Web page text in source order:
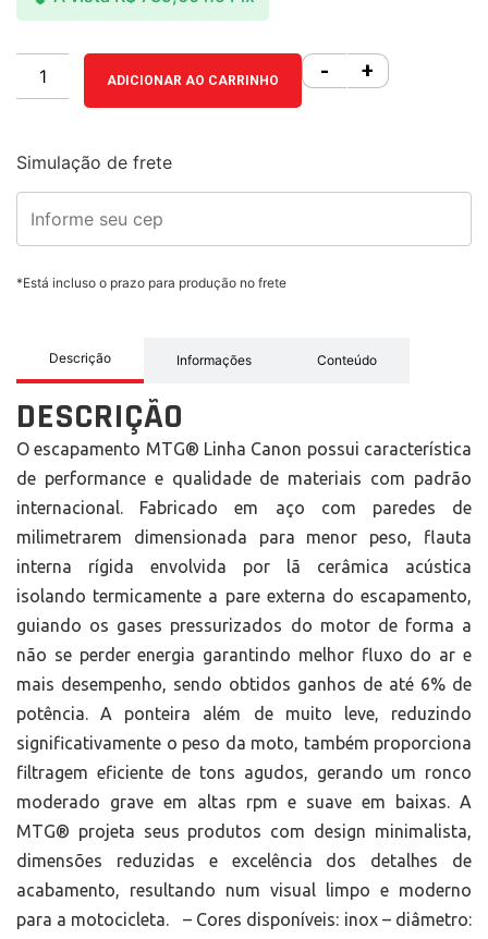
- +
ADICIONAR AO CARRINHO
Simulação de frete
*Está incluso o prazo para produção no frete
Descrição Informações Conteúdo
DESCRIÇÃO
O escapamento MTG® Linha Canon possui característica
de performance e qualidade de materiais com padrão
internacional. Fabricado em aço com paredes de
milimetrarem dimensionada para menor peso, flauta
interna rígida envolvida por lã cerâmica acústica
isolando termicamente a pare externa do escapamento,
guiando os gases pressurizados do motor de forma a
não se perder energia garantindo melhor fluxo do ar e
mais desempenho, sendo obtidos ganhos de até 6% de
potência. A ponteira além de muito leve, reduzindo
significativamente o peso da moto, também proporciona
filtragem eficiente de tons agudos, gerando um ronco
moderado grave em altas rpm e suave em baixas. A
MTG® projeta seus produtos com design minimalista,
dimensões reduzidas e excelência dos detalhes de
acabamento, resultando num visual limpo e moderno
para a motocicleta. – Cores disponíveis: inox – diâmetro: